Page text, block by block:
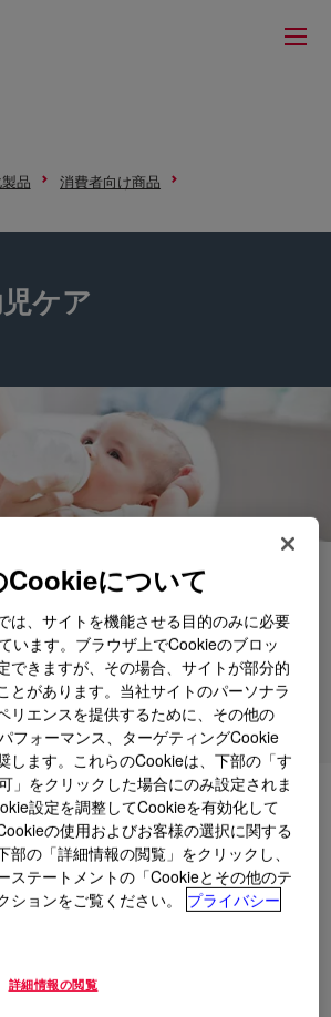
品
消費者向け商品
ケア
をより良いものに
しゃぶり。哺乳瓶の乳首。これらは、
考えなければならない乳児ケアにおけ
す。親は自分の子に最高のものを与え
皆さんはそのニーズに応える最高品質
うでしょう。その答えが、ダウのシリ
。
について
は、サイトを機能させる目的のみに必要
います。ブラウザ上でCookieのブロッ
できますが、その場合、サイトが部分的
とがあります。当社サイトのパーソナラ
リエンスを提供するために、その他の
フォーマンス、ターゲティングCookie
します。これらのCookieは、下部の「す
」をクリックした場合にのみ設定されま
設定を調整してCookieを有効化して
の使用およびお客様の選択に関する
部の「詳細情報の閲覧」をクリックし、
ステートメントの「Cookieとその他のテ
ションをご覧ください。
プライバシー
詳細情報の閲覧